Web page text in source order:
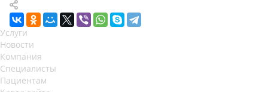
Услуги
Новости
Компания
Специалисты
Пациентам